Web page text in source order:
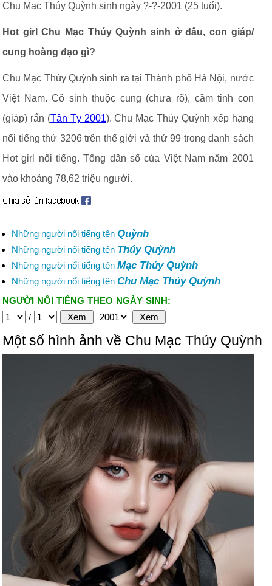
Chu Mạc Thúy Quỳnh sinh ngày ?-?-2001 (25 tuổi).
Hot girl Chu Mạc Thúy Quỳnh sinh ở đâu, con giáp/
cung hoàng đạo gì?
Chu Mạc Thúy Quỳnh sinh ra tại Thành phố Hà Nội, nước
Việt Nam. Cô sinh thuộc cung (chưa rõ), cầm tinh con
(giáp) rắn (Tân Tỵ 2001). Chu Mạc Thúy Quỳnh xếp hạng
nổi tiếng thứ 3206 trên thế giới và thứ 99 trong danh sách
Hot girl nổi tiếng. Tổng dân số của Việt Nam năm 2001
vào khoảng 78,62 triệu người.
Những người nổi tiếng tên Quỳnh
Những người nổi tiếng tên Thúy Quỳnh
Những người nổi tiếng tên Mạc Thúy Quỳnh
Những người nổi tiếng tên Chu Mạc Thúy Quỳnh
NGƯỜI NỔI TIẾNG THEO NGÀY SINH:
/
Một số hình ảnh về Chu Mạc Thúy Quỳnh